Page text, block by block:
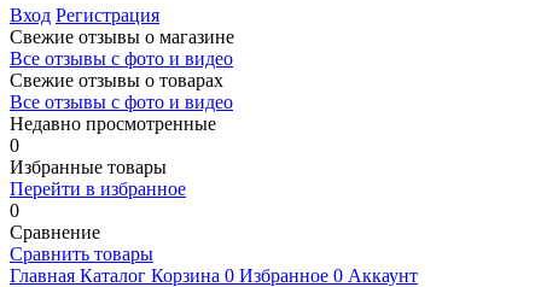
Вход Регистрация
Свежие отзывы о магазине
Все отзывы с фото и видео
Свежие отзывы о товарах
Все отзывы c фото и видео
Недавно просмотренные
0
Избранные товары
Перейти в избранное
0
Сравнение
Сравнить товары
Главная Каталог Корзина 0 Избранное 0 Аккаунт